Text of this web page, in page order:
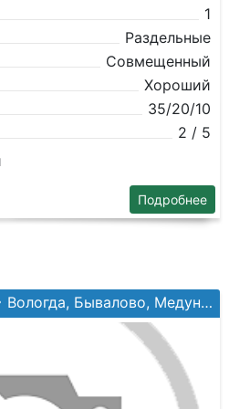
1
Раздельные
Совмещенный
Хороший
35/20/10
2 / 5
Подробнее
Вологда, Бывалово, Медуницынская ул, №11а